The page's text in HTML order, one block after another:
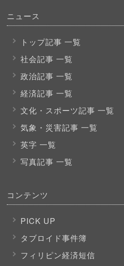
ニュース
トップ記事 一覧
社会記事 一覧
政治記事 一覧
経済記事 一覧
文化・スポーツ記事 一覧
気象・災害記事 一覧
英字 一覧
写真記事 一覧
コンテンツ
PICK UP
タブロイド事件簿
フィリピン経済短信